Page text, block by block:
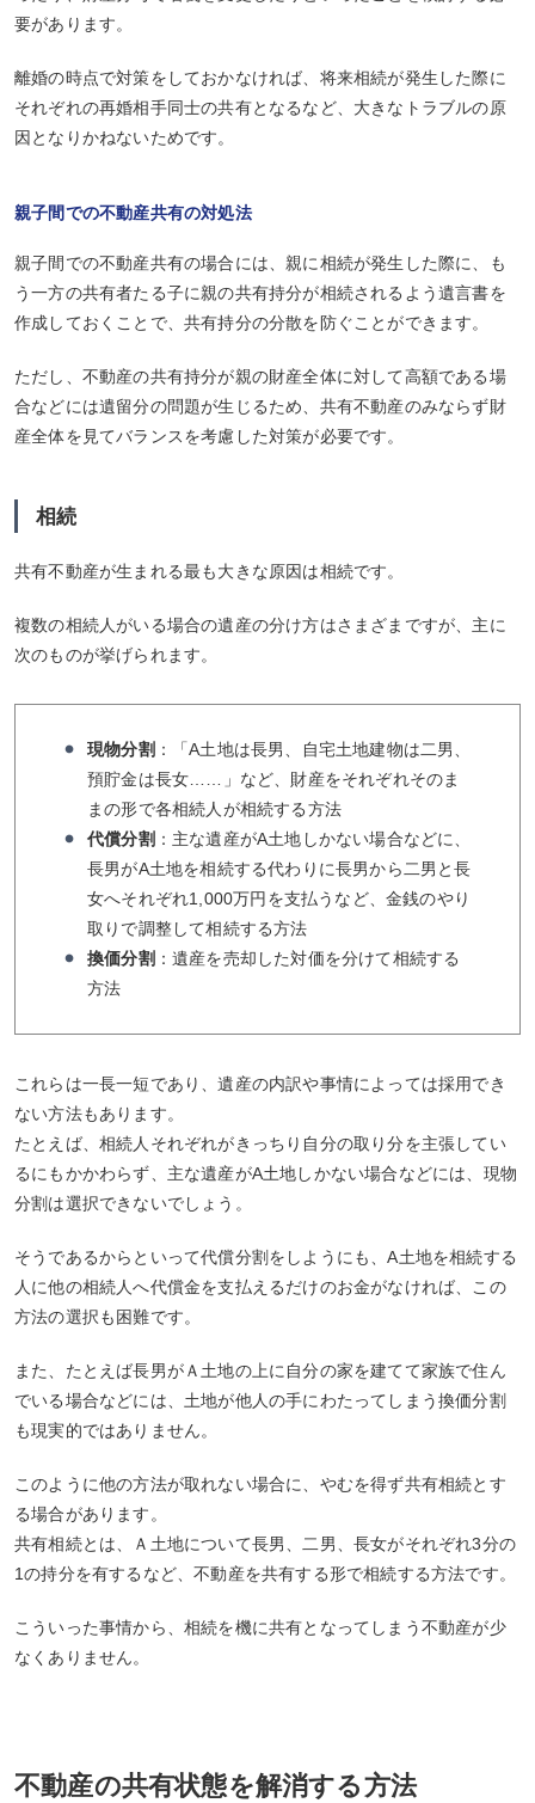
要があります。
離婚の時点で対策をしておかなければ、将来相続が発生した際に
それぞれの再婚相手同士の共有となるなど、大きなトラブルの原
因となりかねないためです。
親子間での不動産共有の対処法
親子間での不動産共有の場合には、親に相続が発生した際に、も
う一方の共有者たる子に親の共有持分が相続されるよう遺言書を
作成しておくことで、共有持分の分散を防ぐことができます。
ただし、不動産の共有持分が親の財産全体に対して高額である場
合などには遺留分の問題が生じるため、共有不動産のみならず財
産全体を見てバランスを考慮した対策が必要です。
相続
共有不動産が生まれる最も大きな原因は相続です。
複数の相続人がいる場合の遺産の分け方はさまざまですが、主に
次のものが挙げられます。
現物分割 ：「A土地は長男、自宅土地建物は二男、
預貯金は長女……」など、財産をそれぞれそのま
まの形で各相続人が相続する方法
代償分割 ：主な遺産がA土地しかない場合などに、
長男がA土地を相続する代わりに長男から二男と長
女へそれぞれ1,000万円を支払うなど、金銭のやり
取りで調整して相続する方法
換価分割 ：遺産を売却した対価を分けて相続する
方法
これらは一長一短であり、遺産の内訳や事情によっては採用でき
ない方法もあります。
たとえば、相続人それぞれがきっちり自分の取り分を主張してい
るにもかかわらず、主な遺産がA土地しかない場合などには、現物
分割は選択できないでしょう。
そうであるからといって代償分割をしようにも、A土地を相続する
人に他の相続人へ代償金を支払えるだけのお金がなければ、この
方法の選択も困難です。
また、たとえば長男がＡ土地の上に自分の家を建てて家族で住ん
でいる場合などには、土地が他人の手にわたってしまう換価分割
も現実的ではありません。
このように他の方法が取れない場合に、やむを得ず共有相続とす
る場合があります。
共有相続とは、Ａ土地について長男、二男、長女がそれぞれ3分の
1の持分を有するなど、不動産を共有する形で相続する方法です。
こういった事情から、相続を機に共有となってしまう不動産が少
なくありません。
不動産の共有状態を解消する方法